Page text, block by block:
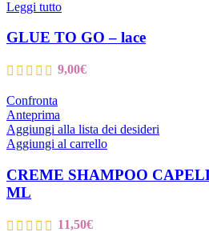
Leggi tutto
GLUE TO GO – lace
9,00€
Confronta
Anteprima
Aggiungi alla lista dei desideri
Aggiungi al carrello
CREME SHAMPOO
ML
11,50€